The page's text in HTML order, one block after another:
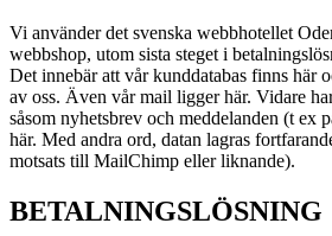
Vi använder det svenska webbhotellet
webbshop, utom sista steget i
Det innebär att vår kunddatabas finns här
av oss. Även vår mail ligger här. Vidare
såsom nyhetsbrev och meddelanden (t ex
här. Med andra ord, datan lagras
motsats till MailChimp eller liknande).
BETALNINGSLÖSNING